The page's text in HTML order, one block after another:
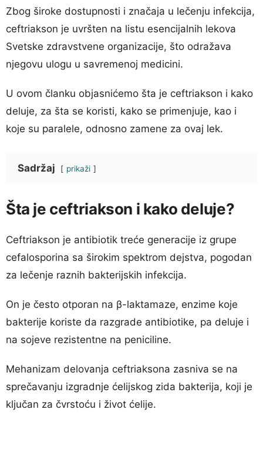
Zbog široke dostupnosti i značaja u lečenju infekcija,
ceftriakson je uvršten na listu esencijalnih lekova
Svetske zdravstvene organizacije, što odražava
njegovu ulogu u savremenoj medicini.
U ovom članku objasnićemo šta je ceftriakson i kako
deluje, za šta se koristi, kako se primenjuje, kao i
koje su paralele, odnosno zamene za ovaj lek.
Sadržaj prikaži
Šta je ceftriakson i kako deluje?
Ceftriakson je antibiotik treće generacije iz grupe
cefalosporina sa širokim spektrom dejstva, pogodan
za lečenje raznih bakterijskih infekcija.
On je često otporan na β-laktamaze, enzime koje
bakterije koriste da razgrade antibiotike, pa deluje i
na sojeve rezistentne na peniciline.
Mehanizam delovanja ceftriaksona zasniva se na
sprečavanju izgradnje ćelijskog zida bakterija, koji je
ključan za čvrstoću i život ćelije.